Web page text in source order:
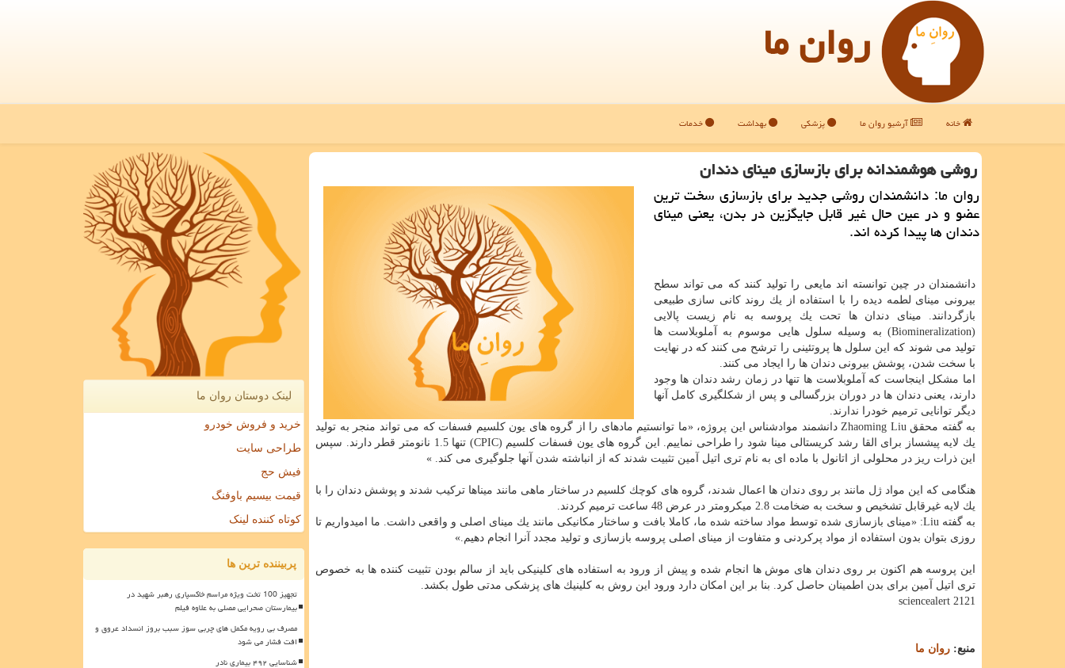
روان ما
خانه آرشیو روان ما پزشکی بهداشت خدمات
روشی هوشمندانه برای بازسازی مینای دندان
روان ما: دانشمندان روشی جدید برای بازسازی سخت ترین
عضو و در عین حال غیر قابل جایگزین در بدن، یعنی مینای
دندان ها پیدا كرده اند.
دانشمندان در چین توانسته اند مایعی را تولید كنند كه می تواند سطح
بیرونی مینای لطمه دیده را با استفاده از یك روند كانی سازی طبیعی
بازگردانند. مینای دندان ها تحت یك پروسه به نام زیست پالایی
(Biomineralization) به وسیله سلول هایی موسوم به آملوبلاست ها
تولید می شوند كه این سلول ها پروتئینی را ترشح می كنند كه در نهایت
با سخت شدن، پوشش بیرونی دندان ها را ایجاد می كنند.
اما مشكل اینجاست كه آملوبلاست ها تنها در زمان رشد دندان ها وجود
دارند، یعنی دندان ها در دوران بزرگسالی و پس از شكلگیری كامل آنها
دیگر توانایی ترمیم خودرا ندارند.
به گفته محقق Zhaoming Liu دانشمند موادشناس این پروژه، «ما توانستیم مادهای را از گروه های یون كلسیم فسفات كه می تواند منجر به تولید
یك لایه پیشساز برای القا رشد كریستالی مینا شود را طراحی نماییم. این گروه های یون فسفات كلسیم (CPIC) تنها 1.5 نانومتر قطر دارند. سپس
این ذرات ریز در محلولی از اتانول با ماده ای به نام تری اتیل آمین تثبیت شدند كه از انباشته شدن آنها جلوگیری می كند. »
هنگامی كه این مواد ژل مانند بر روی دندان ها اعمال شدند، گروه های كوچك كلسیم در ساختار ماهی مانند میناها تركیب شدند و پوشش دندان را با
یك لایه غیرقابل تشخیص و سخت به ضخامت 2.8 میكرومتر در عرض 48 ساعت ترمیم كردند.
به گفته Liu: «مینای بازسازی شده توسط مواد ساخته شده ما، كاملا بافت و ساختار مكانیكی مانند یك مینای اصلی و واقعی داشت. ما امیدواریم تا
روزی بتوان بدون استفاده از مواد پركردنی و متفاوت از مینای اصلی پروسه بازسازی و تولید مجدد آنرا انجام دهیم.»
این پروسه هم اكنون بر روی دندان های موش ها انجام شده و پیش از ورود به استفاده های كلینیكی باید از سالم بودن تثبیت كننده ها به خصوص
تری اتیل آمین برای بدن اطمینان حاصل كرد. بنا بر این امكان دارد ورود این روش به كلینیك های پزشكی مدتی طول بكشد.
sciencealert 2121
منبع: روان ما
لینک دوستان روان ما
خرید و فروش خودرو
طراحی سایت
فیش حج
قیمت بیسیم باوفنگ
کوتاه کننده لینک
پربیننده ترین ها
تجهیز 100 تخت ویژه مراسم خاکسپاری رهبر شهید در
بیمارستان صحرایی مصلی به علاوه فیلم
مصرف بی رویه مکمل های چربی سوز سبب بروز انسداد عروق و
افت فشار می شود
شناسایی ۴۹۲ بیماری نادر